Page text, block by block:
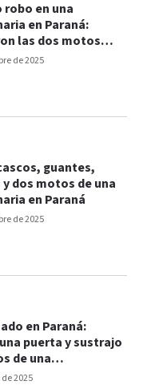
de 2025
en una
en Paraná:
las dos motos
de 2025
guantes,
dos motos de una
en Paraná
2025
en Paraná:
puerta y sustrajo
de una